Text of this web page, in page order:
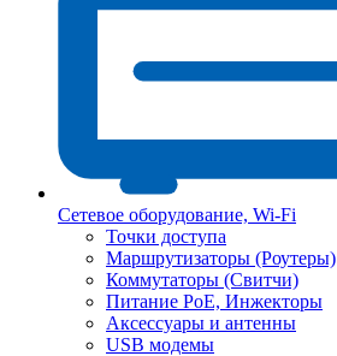
Сетевое оборудование, Wi-Fi
Точки доступа
Маршрутизаторы (Роутеры)
Коммутаторы (Свитчи)
Питание PoE, Инжекторы
Аксессуары и антенны
USB модемы